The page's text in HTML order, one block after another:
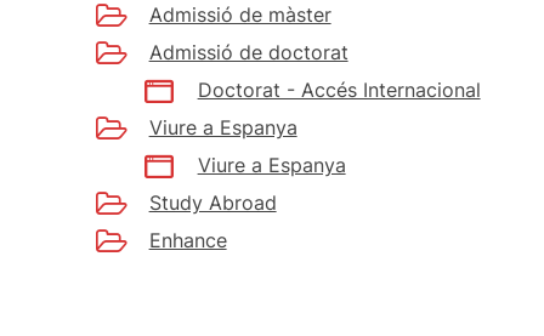
Admissió de màster
Admissió de doctorat
Doctorat - Accés Internacional
Viure a Espanya
Viure a Espanya
Study Abroad
Enhance